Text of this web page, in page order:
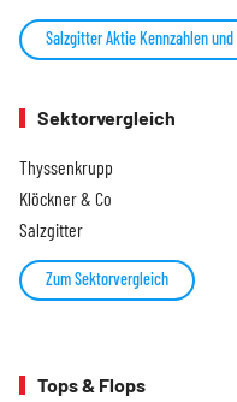
Salzgitter Aktie Kennzahlen
Sektorvergleich
Thyssenkrupp
Klöckner & Co
Salzgitter
Zum Sektorvergleich
Tops & Flops